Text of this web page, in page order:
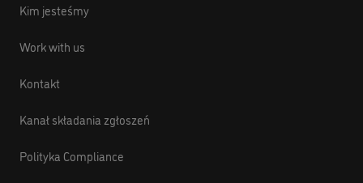
Kim jesteśmy
Work with us
Kontakt
Kanał składania zgłoszeń
Polityka Compliance